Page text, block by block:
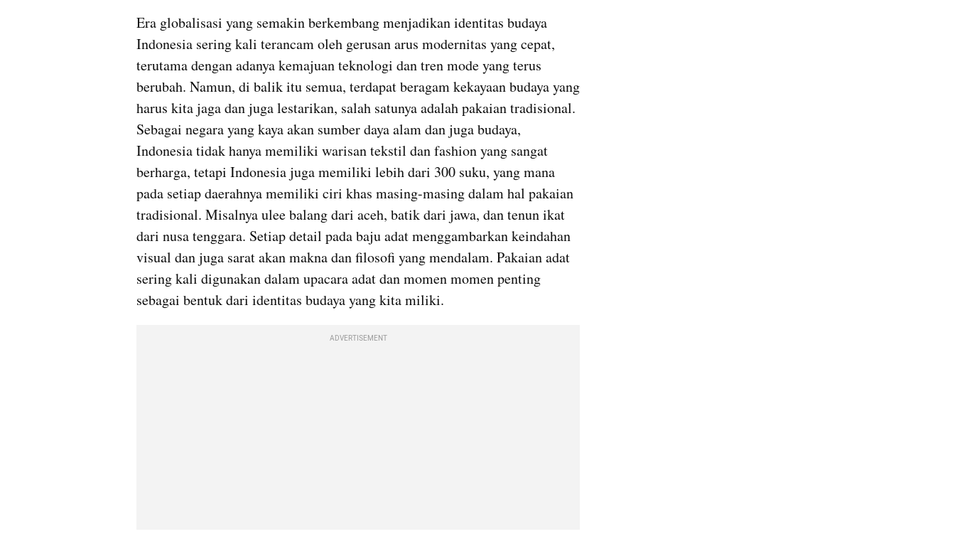
Era globalisasi yang semakin berkembang menjadikan identitas budaya
Indonesia sering kali terancam oleh gerusan arus modernitas yang cepat,
terutama dengan adanya kemajuan teknologi dan tren mode yang terus
berubah. Namun, di balik itu semua, terdapat beragam kekayaan budaya yang
harus kita jaga dan juga lestarikan, salah satunya adalah pakaian tradisional.
Sebagai negara yang kaya akan sumber daya alam dan juga budaya,
Indonesia tidak hanya memiliki warisan tekstil dan fashion yang sangat
berharga, tetapi Indonesia juga memiliki lebih dari 300 suku, yang mana
pada setiap daerahnya memiliki ciri khas masing-masing dalam hal pakaian
tradisional. Misalnya ulee balang dari aceh, batik dari jawa, dan tenun ikat
dari nusa tenggara. Setiap detail pada baju adat menggambarkan keindahan
visual dan juga sarat akan makna dan filosofi yang mendalam. Pakaian adat
sering kali digunakan dalam upacara adat dan momen momen penting
sebagai bentuk dari identitas budaya yang kita miliki.
ADVERTISEMENT